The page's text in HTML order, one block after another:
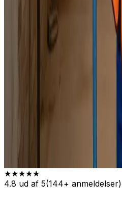
★★★★★
4.8 ud af 5(144+ anmeldelser)